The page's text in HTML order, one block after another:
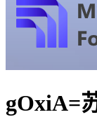
gOxiA=